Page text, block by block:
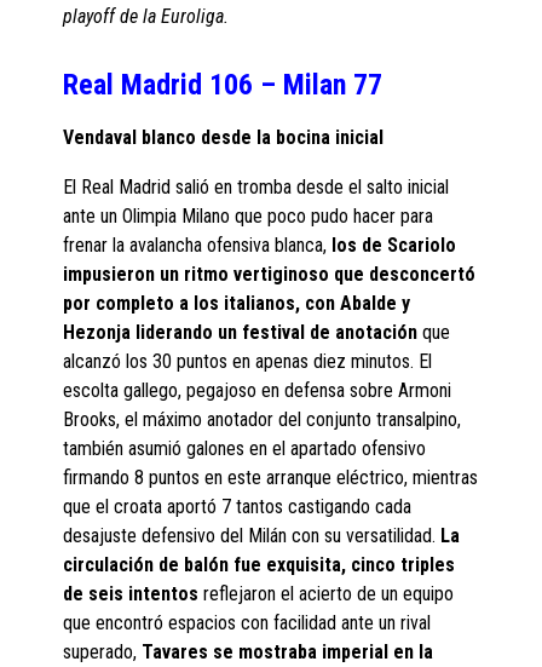
playoff de la Euroliga.
Real Madrid 106 – Milan 77
Vendaval blanco desde la bocina inicial
El Real Madrid salió en tromba desde el salto inicial
ante un Olimpia Milano que poco pudo hacer para
frenar la avalancha ofensiva blanca, los de Scariolo
impusieron un ritmo vertiginoso que desconcertó
por completo a los italianos, con Abalde y
Hezonja liderando un festival de anotación que
alcanzó los 30 puntos en apenas diez minutos. El
escolta gallego, pegajoso en defensa sobre Armoni
Brooks, el máximo anotador del conjunto transalpino,
también asumió galones en el apartado ofensivo
firmando 8 puntos en este arranque eléctrico, mientras
que el croata aportó 7 tantos castigando cada
desajuste defensivo del Milán con su versatilidad. La
circulación de balón fue exquisita, cinco triples
de seis intentos reflejaron el acierto de un equipo
que encontró espacios con facilidad ante un rival
superado, Tavares se mostraba imperial en la